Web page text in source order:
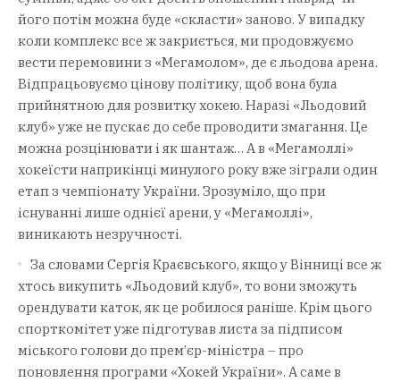
його потім можна буде «скласти» заново. У випадку
коли комплекс все ж закриється, ми продовжуємо
вести перемовини з «Мегамолом», де є льодова арена.
Відпрацьовуємо цінову політику, щоб вона була
прийнятною для розвитку хокею. Наразі «Льодовий
клуб» уже не пускає до себе проводити змагання. Це
можна розцінювати і як шантаж… А в «Мегамоллі»
хокеїсти наприкінці минулого року вже зіграли один
етап з чемпіонату України. Зрозуміло, що при
існуванні лише однієї арени, у «Мегамоллі»,
виникають незручності.
За словами Сергія Краєвського, якщо у Вінниці все ж
хтось викупить «Льодовий клуб», то вони зможуть
орендувати каток, як це робилося раніше. Крім цього
спорткомітет уже підготував листа за підписом
міського голови до прем’єр-міністра – про
поновлення програми «Хокей України». А саме в